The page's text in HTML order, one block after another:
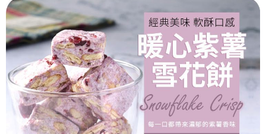
時審查核予不同之上限額度；若仍有額度不足之情形，本公司將視審查結果
請求用戶進行身份認證。
５．嚴禁一人註冊多個帳號或使用他人資訊註冊。若發現惡意使用之情形，
恩沛科技股份有限公司將有權停止該用戶之使用額度並採取法律行動。